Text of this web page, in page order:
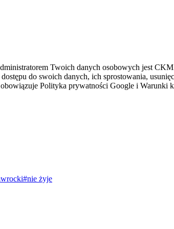
Twoich danych osobowych jest
do swoich danych, ich sprostowania,
Polityka prywatności Google i Warunki
#nie żyje